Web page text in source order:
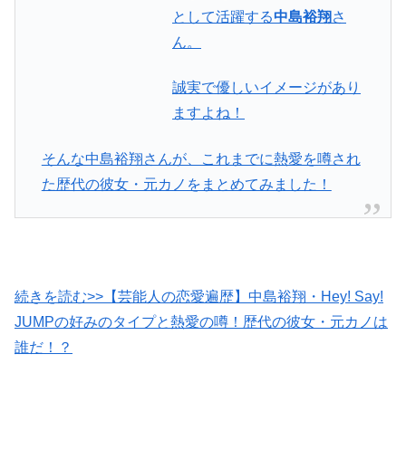
として活躍する中島裕翔 さ
ん。
誠実で優しいイメージがあり
ますよね！
そんな中島裕翔さんが、これまでに熱愛を噂され
た歴代の彼女・元カノをまとめてみました！
続きを読む>>【芸能人の恋愛遍歴】中島裕翔・Hey! Say!
JUMPの好みのタイプと熱愛の噂！歴代の彼女・元カノは
誰だ！？